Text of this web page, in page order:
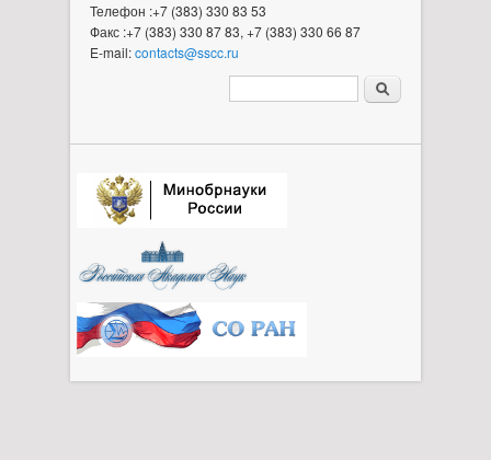
Телефон :+7 (383) 330 83 53
Факс :+7 (383) 330 87 83, +7 (383) 330 66 87
E-mail:contacts@sscc.ru
Форма поиска